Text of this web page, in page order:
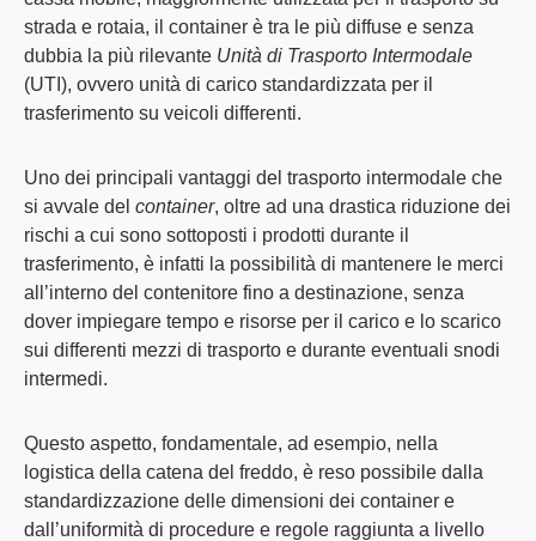
strada e rotaia, il container è tra le più diffuse e senza
dubbia la più rilevante Unità di Trasporto Intermodale
(UTI), ovvero unità di carico standardizzata per il
trasferimento su veicoli differenti.
Uno dei principali vantaggi del trasporto intermodale che
si avvale del container, oltre ad una drastica riduzione dei
rischi a cui sono sottoposti i prodotti durante il
trasferimento, è infatti la possibilità di mantenere le merci
all’interno del contenitore fino a destinazione, senza
dover impiegare tempo e risorse per il carico e lo scarico
sui differenti mezzi di trasporto e durante eventuali snodi
intermedi.
Questo aspetto, fondamentale, ad esempio, nella
logistica della catena del freddo, è reso possibile dalla
standardizzazione delle dimensioni dei container e
dall’uniformità di procedure e regole raggiunta a livello